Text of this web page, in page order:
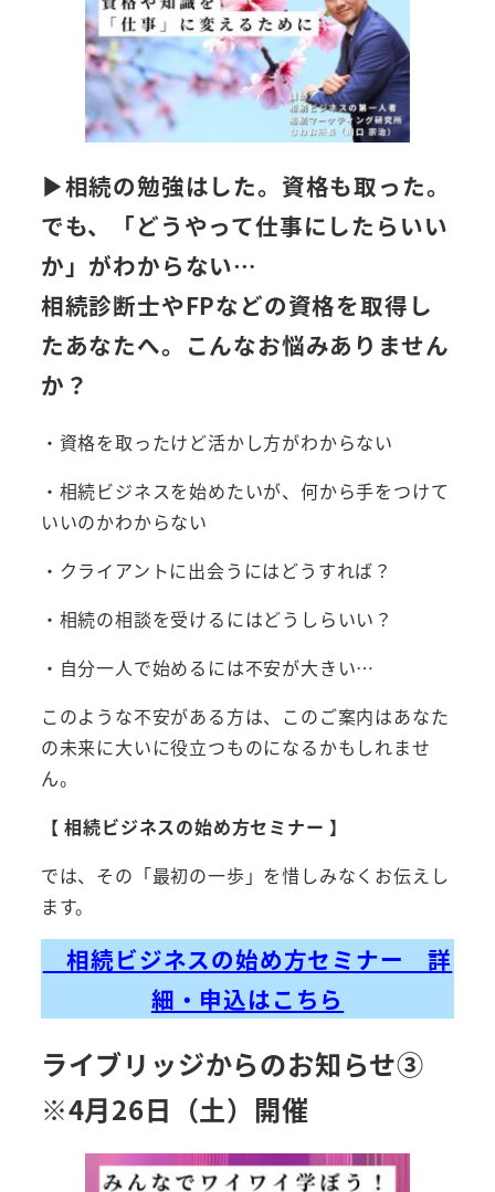
▶︎相続の勉強はした。資格も取った。
でも、「どうやって仕事にしたらいい
か」がわからない…
相続診断士やFPなどの資格を取得し
たあなたへ。こんなお悩みありません
か？
・資格を取ったけど活かし方がわからない
・相続ビジネスを始めたいが、何から手をつけて
いいのかわからない
・クライアントに出会うにはどうすれば？
・相続の相談を受けるにはどうしらいい？
・自分一人で始めるには不安が大きい…
このような不安がある方は、このご案内はあなた
の未来に大いに役立つものになるかもしれませ
ん。
【 相続ビジネスの始め方セミナー 】
では、その「最初の一歩」を惜しみなくお伝えし
ます。
相続ビジネスの始め方セミナー 詳
細・申込はこちら
ライブリッジからのお知らせ③
※4月26日（土）開催